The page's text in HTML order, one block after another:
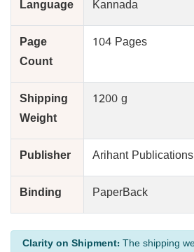
Language Kannada
Page
Count
104 Pages
Shipping
Weight
1200 g
Publisher Arihant Publications
Binding PaperBack
Clarity on Shipment: The shipping